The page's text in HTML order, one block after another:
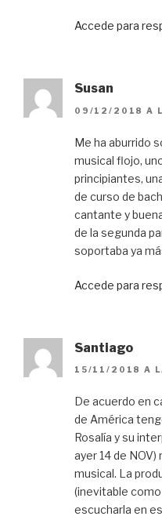
Accede para
Susan
09/12/2018 A
Me ha aburrido
musical flojo,
principiantes,
de curso de
cantante y
de la segunda
soportaba ya
Accede para
Santiago
15/11/2018 A
De acuerdo en
de América
Rosalía y su
ayer 14 de
musical. La
(inevitable
escucharla en